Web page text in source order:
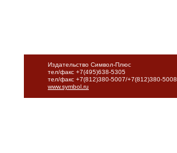
Издательство Символ-Плюс
тел/факс +7(495)638-5305
тел/факс +7(812)380-5007/+7(812)380-5008
www.symbol.ru